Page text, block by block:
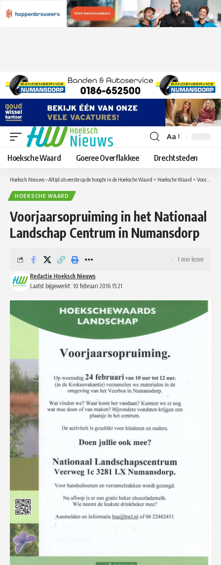
Lettergrootte
aanpassen
Aa
Hoeksche Waard Goeree Overflakkee Drechtsteden
Hoeksch Nieuws – Altijd als eerste op de hoogte in de Hoeksche Waard > Hoeksche Waard > Voorjaarsopruiming in het Nationaal Landschap Centrum in Numansdorp
HOEKSCHE WAARD
Voorjaarsopruiming in het Nationaal
Landschap Centrum in Numansdorp
Laatst bijgewerkt: 10 februari 2016 15:21
Redactie Hoeksch Nieuws
1 min lezen